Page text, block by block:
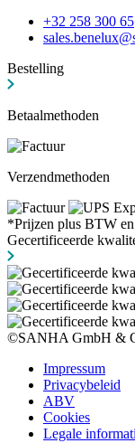
+32 258 300 65
Bestelling
Betaalmethoden
Verzendmethoden
*Prijzen plus BTW
Gecertificeerde
©SANHA GmbH &
Impressum
Privacybeleid
ABV
Cookies
Legale